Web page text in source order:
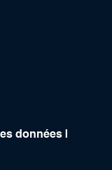
données